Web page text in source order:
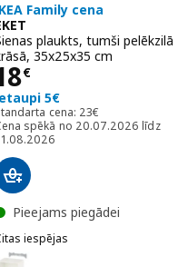
Family cena
plaukts, tumši pelēkzilā
35x25x35 cm
€ 18€
5€
cena: 23€
Standarta cena: 23€
spēkā no 20.07.2026 līdz
Pieejams piegādei
iespējas
EKET, Sienas plaukts,